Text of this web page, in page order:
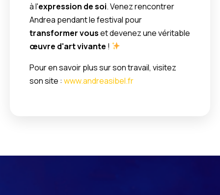
à l'expression de soi. Venez rencontrer
Andrea pendant le festival pour
transformer vouset devenez une véritable
œuvre d'art vivante !
Pour en savoir plus sur son travail, visitez
son site : www.andreasibel.fr